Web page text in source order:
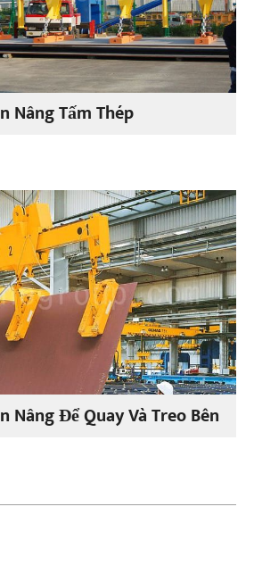
Nâng Tấm Thép
Nâng Để Quay Và Treo Bên